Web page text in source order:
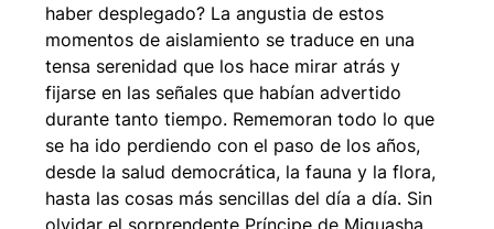
haber desplegado? La angustia de estos
momentos de aislamiento se traduce en una
tensa serenidad que los hace mirar atrás y
fijarse en las señales que habían advertido
durante tanto tiempo. Rememoran todo lo que
se ha ido perdiendo con el paso de los años,
desde la salud democrática, la fauna y la flora,
hasta las cosas más sencillas del día a día. Sin